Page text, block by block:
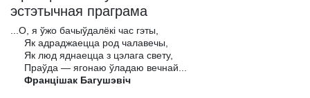
эстэтычная праграма
...О, я ўжо бачыўдалёкі час гэты,
Як адраджаецца род чалавечы,
Як люд яднаецца з цэлага свету,
Праўда — ягонаю ўладаю вечнай...
Францішак Багушэвіч